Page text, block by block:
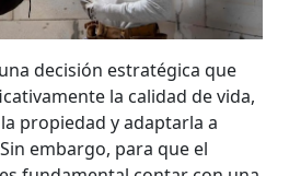
decisión estratégica que
la calidad de vida,
propiedad y adaptarla a
embargo, para que el